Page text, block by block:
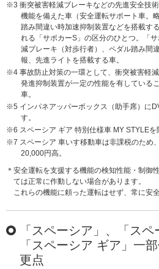
※3 衝突被害軽減ブレーキなどの先進安全技
機能を備えた車（安全運転サポート車。
踏み間違い時加速抑制装置などを搭載す
れる「サポカーS」の区分のひとつ。「
減ブレーキ（対歩行者）、ペダル踏み間
報、先進ライトを搭載する車。
※4 事故防止対策の一環として、衝突被害軽
発進抑制装置が一定の性能を有している
車。
※5 インパネアッパーボックス（助手席）に
す。
※6 スペーシア ギア 特別仕様車 MY STYLEを
※7 スペーシア 車いす移動車は非課税のため
20,000円高。
＊安全運転を支援する機能の検知性能・制御
ては正常に作動しない場合があります。
これらの機能に頼った運転はせず、常に安
「スペーシア」、「スペ
「スペーシア ギア」一
更点